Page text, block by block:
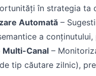
în strategia ta
Automată –
a
Canal –
tip căutare zilnic),